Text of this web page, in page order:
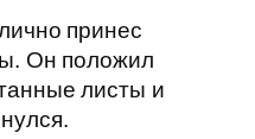
принес
Он положил
листы и